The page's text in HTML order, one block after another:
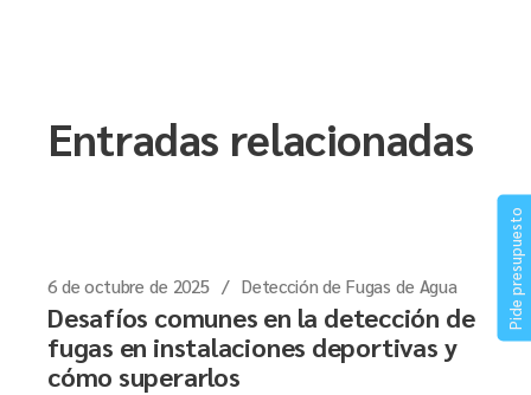
Entradas relacionadas
6 de octubre de 2025 Detección de Fugas de Agua
Desafíos comunes en la detección de
fugas en instalaciones deportivas y
cómo superarlos
Pide presupuesto